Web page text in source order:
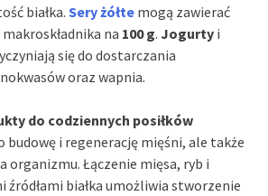
białka. Sery żółte mogą zawierać
na 100 g. Jogurty i
się do dostarczania
oraz wapnia.
do codziennych posiłków
i regenerację mięśni, ale także
organizmu. Łączenie mięsa, ryb i
źródłami białka umożliwia stworzenie